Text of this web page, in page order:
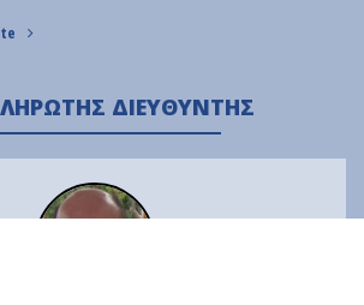
ΔΙΕΥΘΥΝΤΉΣ